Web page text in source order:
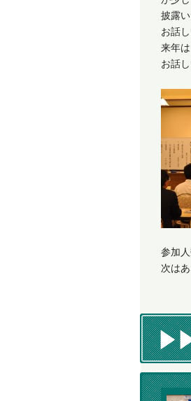
披露
お話
来年
お話
参加
次は